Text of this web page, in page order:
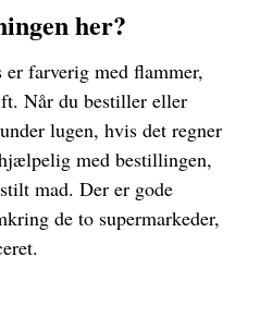
her?
farverig med flammer,
Når du bestiller eller
lugen, hvis det regner
med bestillingen,
mad. Der er gode
de to supermarkeder,